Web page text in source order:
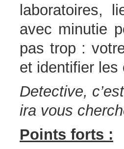
laboratoires,
avec minutie
pas trop :
et identifier les
Detective,
ira vous
Points forts :